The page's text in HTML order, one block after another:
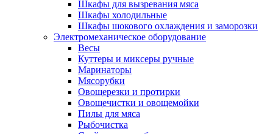
Шкафы для вызревания мяса
Шкафы холодильные
Шкафы шокового охлаждения и заморозки
Электромеханическое оборудование
Весы
Куттеры и миксеры ручные
Маринаторы
Мясорубки
Овощерезки и протирки
Овощечистки и овощемойки
Пилы для мяса
Рыбочистка